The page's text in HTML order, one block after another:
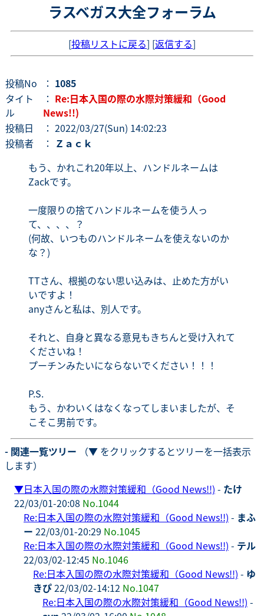
ラスベガス大全フォーラム
[投稿リストに戻る] [返信する]
投稿No ： 1085
タイト
ル
： Re:日本入国の際の水際対策緩和（Good
News!!)
投稿日
： 2022/03/27(Sun) 14:02:23
投稿者
： Ｚａｃｋ
もう、かれこれ20年以上、ハンドルネームは
Zackです。
一度限りの捨てハンドルネームを使う人っ
て、、、、？
(何故、いつものハンドルネームを使えないのか
な？)
TTさん、根拠のない思い込みは、止めた方がい
いですよ！
anyさんと私は、別人です。
それと、自身と異なる意見もきちんと受け入れて
くださいね！
プーチンみたいにならないでください！！！
P.S.
もう、かわいくはなくなってしまいましたが、そ
こそこ男前です。
- 関連一覧ツリー （▼ をクリックするとツリーを一括表示
します）
▼日本入国の際の水際対策緩和（Good News!!) - たけ
22/03/01-20:08 No.1044
Re:日本入国の際の水際対策緩和（Good News!!) - まふ
ー 22/03/01-20:29 No.1045
Re:日本入国の際の水際対策緩和（Good News!!) - テル
22/03/02-12:45 No.1046
Re:日本入国の際の水際対策緩和（Good News!!) - ゆ
きぴ22/03/02-14:12 No.1047
Re:日本入国の際の水際対策緩和（Good News!!) -